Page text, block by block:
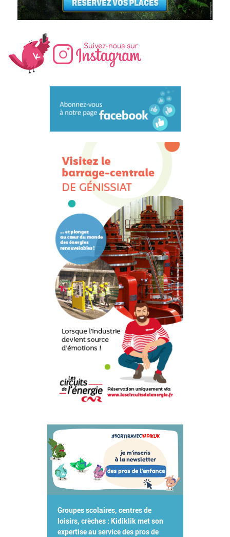
Groupes scolaires, centres de
loisirs, crèches : Kidiklik met son
expertise au service des pros de